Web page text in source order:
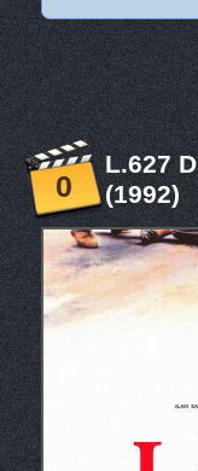
0
L.627
(1992)